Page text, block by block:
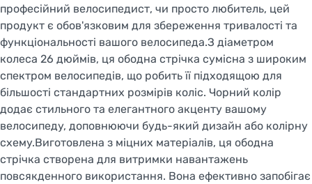
професійний велосипедист, чи просто любитель, цей
продукт є обов'язковим для збереження тривалості та
функціональності вашого велосипеда.З діаметром
колеса 26 дюймів, ця ободна стрічка сумісна з широким
спектром велосипедів, що робить її підходящою для
більшості стандартних розмірів коліс. Чорний колір
додає стильного та елегантного акценту вашому
велосипеду, доповнюючи будь-який дизайн або колірну
схему.Виготовлена з міцних матеріалів, ця ободна
стрічка створена для витримки навантажень
повсякденного використання. Вона ефективно запобігає